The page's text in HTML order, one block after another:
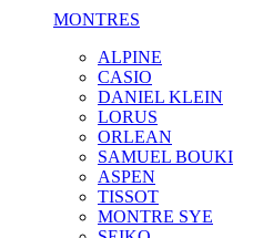
MONTRES
ALPINE
CASIO
DANIEL KLEIN
LORUS
ORLEAN
SAMUEL BOUKI
ASPEN
TISSOT
MONTRE SYE